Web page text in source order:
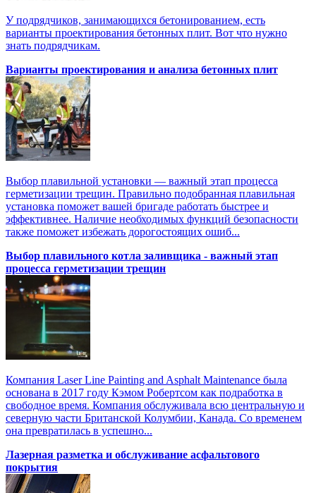
У подрядчиков, занимающихся бетонированием, есть
варианты проектирования бетонных плит. Вот что нужно
знать подрядчикам.
Варианты проектирования и анализа бетонных плит
Выбор плавильной установки — важный этап процесса
герметизации трещин. Правильно подобранная плавильная
установка поможет вашей бригаде работать быстрее и
эффективнее. Наличие необходимых функций безопасности
также поможет избежать дорогостоящих ошиб...
Выбор плавильного котла заливщика - важный этап
процесса герметизации трещин
Компания Laser Line Painting and Asphalt Maintenance была
основана в 2017 году Кэмом Робертсом как подработка в
свободное время. Компания обслуживала всю центральную и
северную части Британской Колумбии, Канада. Со временем
она превратилась в успешно...
Лазерная разметка и обслуживание асфальтового
покрытия